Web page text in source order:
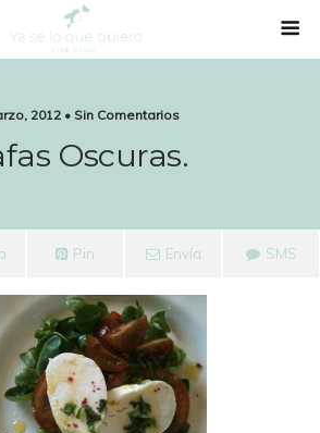
2012 • Sin Comentarios
Oscuras.
Pin Envía SMS